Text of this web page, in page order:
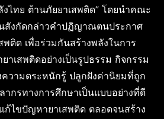
ไทย ต้านภัยยาเสพติด” โดยนำคณะ
สังกัดกล่าวคำปฏิญาณตนประกาศ
ติด เพื่อร่วมกันสร้างพลังในการ
เสพติดอย่างเป็นรูปธรรม กิจกรรม
ความตระหนักรู้ ปลูกฝังค่านิยมที่ถูก
ากรทางการศึกษาเป็นแบบอย่างที่ดี
ก้ไขปัญหายาเสพติด ตลอดจนสร้าง